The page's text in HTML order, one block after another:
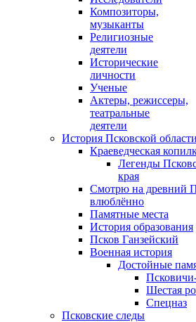
Композиторы,
музыканты
Религиозные
деятели
Исторические
личности
Ученые
Актеры, режиссеры,
театральные
деятели
История Псковской области
Краеведческая
Легенды
края
Смотрю на древний
влюблённо
Памятные места
История образования
Псков Ганзейский
Военная история
Достойные
Шестая
Спецназ
Псковские следы